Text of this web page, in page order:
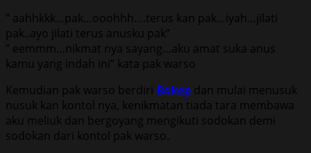
” aahhkkk…pak…ooohhh….terus kan pak…iyah…jilati
pak..ayo jilati terus anusku pak”
” eemmm…nikmat nya sayang…aku amat suka anus
kamu yang indah ini” kata pak warso
Kemudian pak warso berdiri Bokep dan mulai menusuk
nusuk kan kontol nya, kenikmatan tiada tara membawa
aku meliuk dan bergoyang mengikuti sodokan demi
sodokan dari kontol pak warso.